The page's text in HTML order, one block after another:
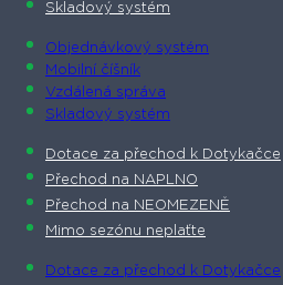
Skladový systém
Objednávkový systém
Mobilní číšník
Vzdálená správa
Skladový systém
Dotace za přechod k Dotykačce
Přechod na NAPLNO
Přechod na NEOMEZENĚ
Mimo sezónu neplaťte
Dotace za přechod k Dotykačce